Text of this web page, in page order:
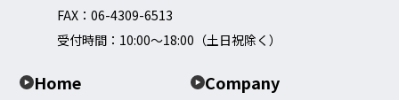
FAX：06-4309-6513
受付時間：10:00～18:00（土日祝除く）
Home
Company